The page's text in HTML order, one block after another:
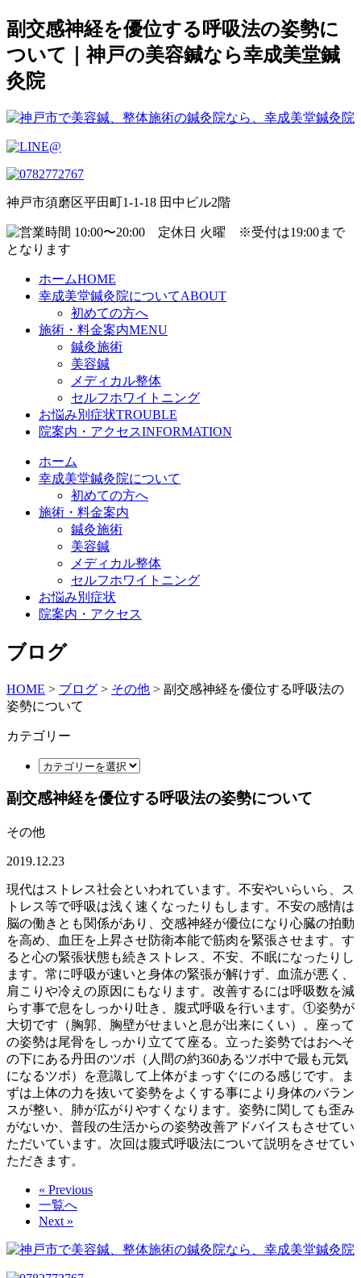
副交感神経を優位する呼吸法の姿勢に
ついて｜神戸の美容鍼なら幸成美堂鍼
灸院
神戸市須磨区平田町1-1-18 田中ビル2階
ホームHOME
幸成美堂鍼灸院についてABOUT
初めての方へ
施術・料金案内MENU
鍼灸施術
美容鍼
メディカル整体
セルフホワイトニング
お悩み別症状TROUBLE
院案内・アクセスINFORMATION
ホーム
幸成美堂鍼灸院について
初めての方へ
施術・料金案内
鍼灸施術
美容鍼
メディカル整体
セルフホワイトニング
お悩み別症状
院案内・アクセス
ブログ
HOME > ブログ > その他 > 副交感神経を優位する呼吸法の
姿勢について
カテゴリー
副交感神経を優位する呼吸法の姿勢について
その他
2019.12.23
現代はストレス社会といわれています。不安やいらいら、ス
トレス等で呼吸は浅く速くなったりもします。不安の感情は
脳の働きとも関係があり、交感神経が優位になり心臓の拍動
を高め、血圧を上昇させ防衛本能で筋肉を緊張させます。す
ると心の緊張状態も続きストレス、不安、不眠になったりし
ます。常に呼吸が速いと身体の緊張が解けず、血流が悪く、
肩こりや冷えの原因にもなります。改善するには呼吸数を減
らす事で息をしっかり吐き、腹式呼吸を行います。①姿勢が
大切です（胸郭、胸壁がせまいと息が出来にくい）。座って
の姿勢は尾骨をしっかり立てて座る。立った姿勢ではおへそ
の下にある丹田のツボ（人間の約360あるツボ中で最も元気
になるツボ）を意識して上体がまっすぐにのる感じです。ま
ずは上体の力を抜いて姿勢をよくする事により身体のバラン
スが整い、肺が広がりやすくなります。姿勢に関しても歪み
がないか、普段の生活からの姿勢改善アドバイスもさせてい
ただいています。次回は腹式呼吸法について説明をさせてい
ただきます。
« Previous
一覧へ
Next »